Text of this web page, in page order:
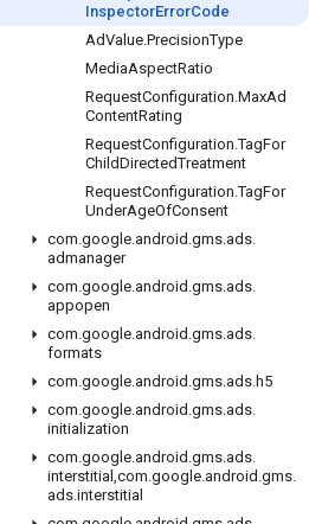
InspectorErrorCode
AdValue.PrecisionType
MediaAspectRatio
RequestConfiguration.MaxAd
ContentRating
RequestConfiguration.TagFor
ChildDirectedTreatment
RequestConfiguration.TagFor
UnderAgeOfConsent
com.google.android .gms.ads.
admanager
com.google.android .gms.ads.
appopen
com.google.android .gms.ads.
formats
com.google.android .gms.ads.h5
com.google.android .gms.ads.
initialization
com.google.android .gms.ads.
interstitial ,com.google.android .gms.
ads.interstitial